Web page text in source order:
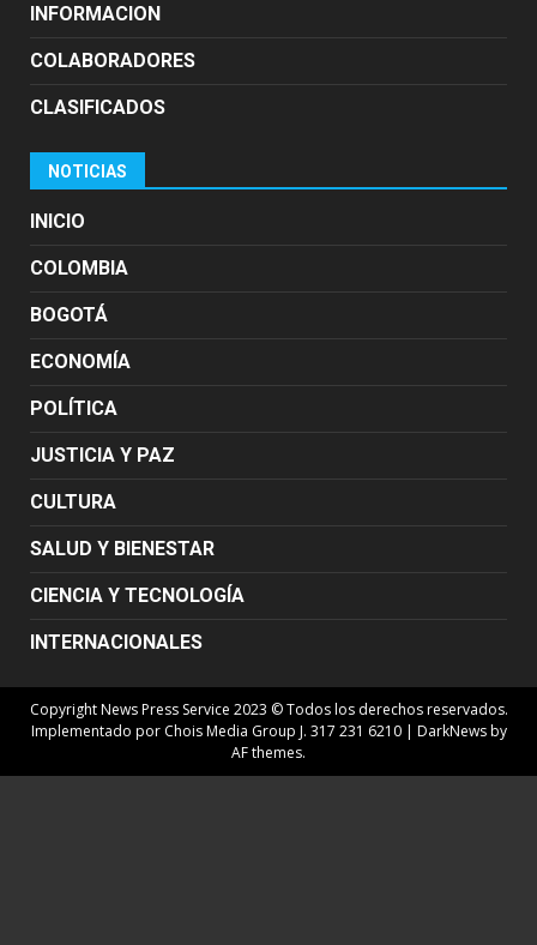
INFORMACION
COLABORADORES
CLASIFICADOS
NOTICIAS
INICIO
COLOMBIA
BOGOTÁ
ECONOMÍA
POLÍTICA
JUSTICIA Y PAZ
CULTURA
SALUD Y BIENESTAR
CIENCIA Y TECNOLOGÍA
INTERNACIONALES
Copyright News Press Service 2023 © Todos los derechos reservados.
Implementado por Chois Media Group J. 317 231 6210 | DarkNewsby
AF themes.